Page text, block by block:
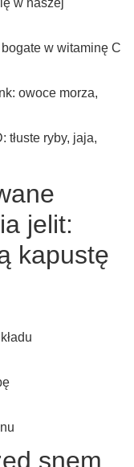
w naszej
w witaminę C
owoce morza,
tłuste ryby, jaja,
jelit:
kapustę
snem